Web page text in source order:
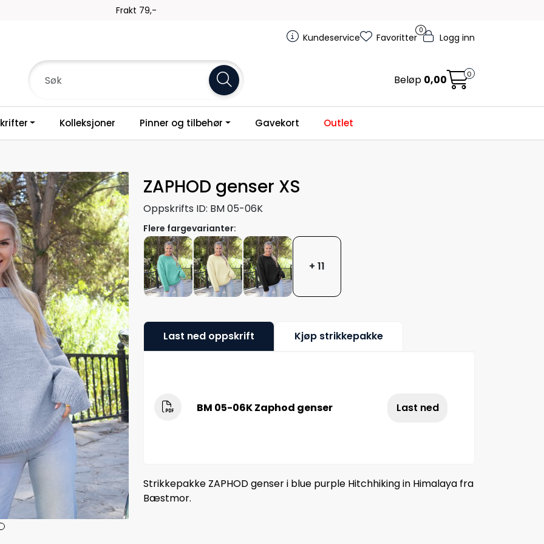
Frakt 79,-
Kundeservice
0
Favoritter Logg inn
Beløp 0,00 0
Kolleksjoner Pinner og tilbehør Gavekort Outlet
ZAPHOD genser XS
Oppskrifts ID: BM 05-06K
Flere fargevarianter:
+ 11
Last ned oppskrift Kjøp strikkepakke
BM 05-06K Zaphod genser Last ned
Strikkepakke ZAPHOD genser i blue purple Hitchhiking in Himalaya fra
Bæstmor.